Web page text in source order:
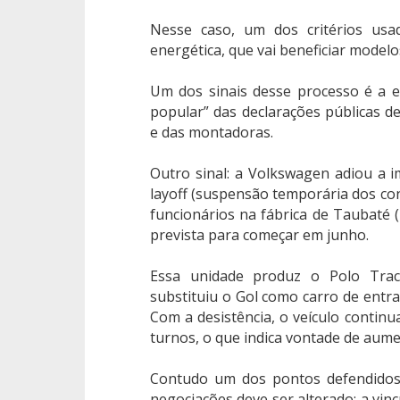
Nesse caso, um dos critérios
energética, que vai beneficiar
Um dos sinais desse processo é a
popular” das declarações públicas
e das montadoras.
Outro sinal: a Volkswagen adiou a
layoff (suspensão temporária dos
funcionários na fábrica de Taubaté
prevista para começar em junho.
Essa unidade produz o Polo
substituiu o Gol como carro de
Com a desistência, o veículo
turnos, o que indica vontade de
Contudo um dos pontos